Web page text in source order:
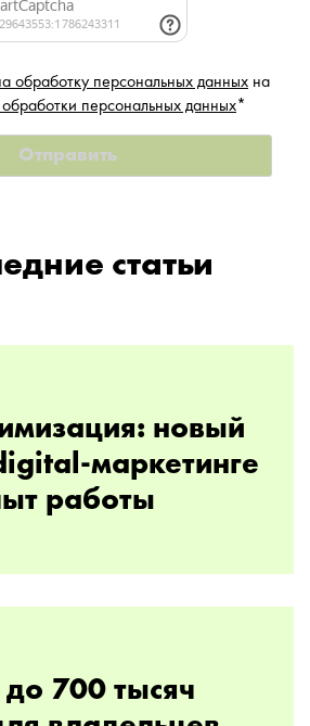
обработку персональных данных на
персональных данных*
статьи
новый
маркетинге
работы
700 тысяч